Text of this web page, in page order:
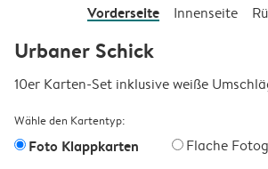
Vorderseite Innenseite
Urbaner Schick
10er Karten-Set inklusive weiße
Wähle den Kartentyp:
Foto Klappkarten Flache